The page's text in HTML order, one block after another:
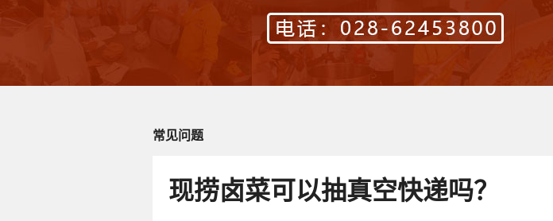
常见问题
现捞卤菜可以抽真空快递吗？